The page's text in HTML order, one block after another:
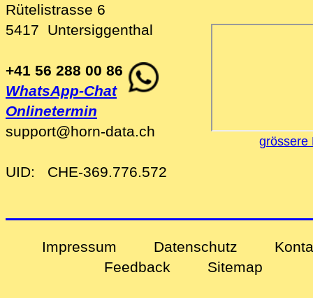
Rütelistrasse 6
5417 Untersiggenthal
+41 56 288 00 86
WhatsApp-Chat
Onlinetermin
support@horn-data.ch
UID: CHE-369.776.572
grössere
Impressum Datenschutz
Feedback
Sitemap